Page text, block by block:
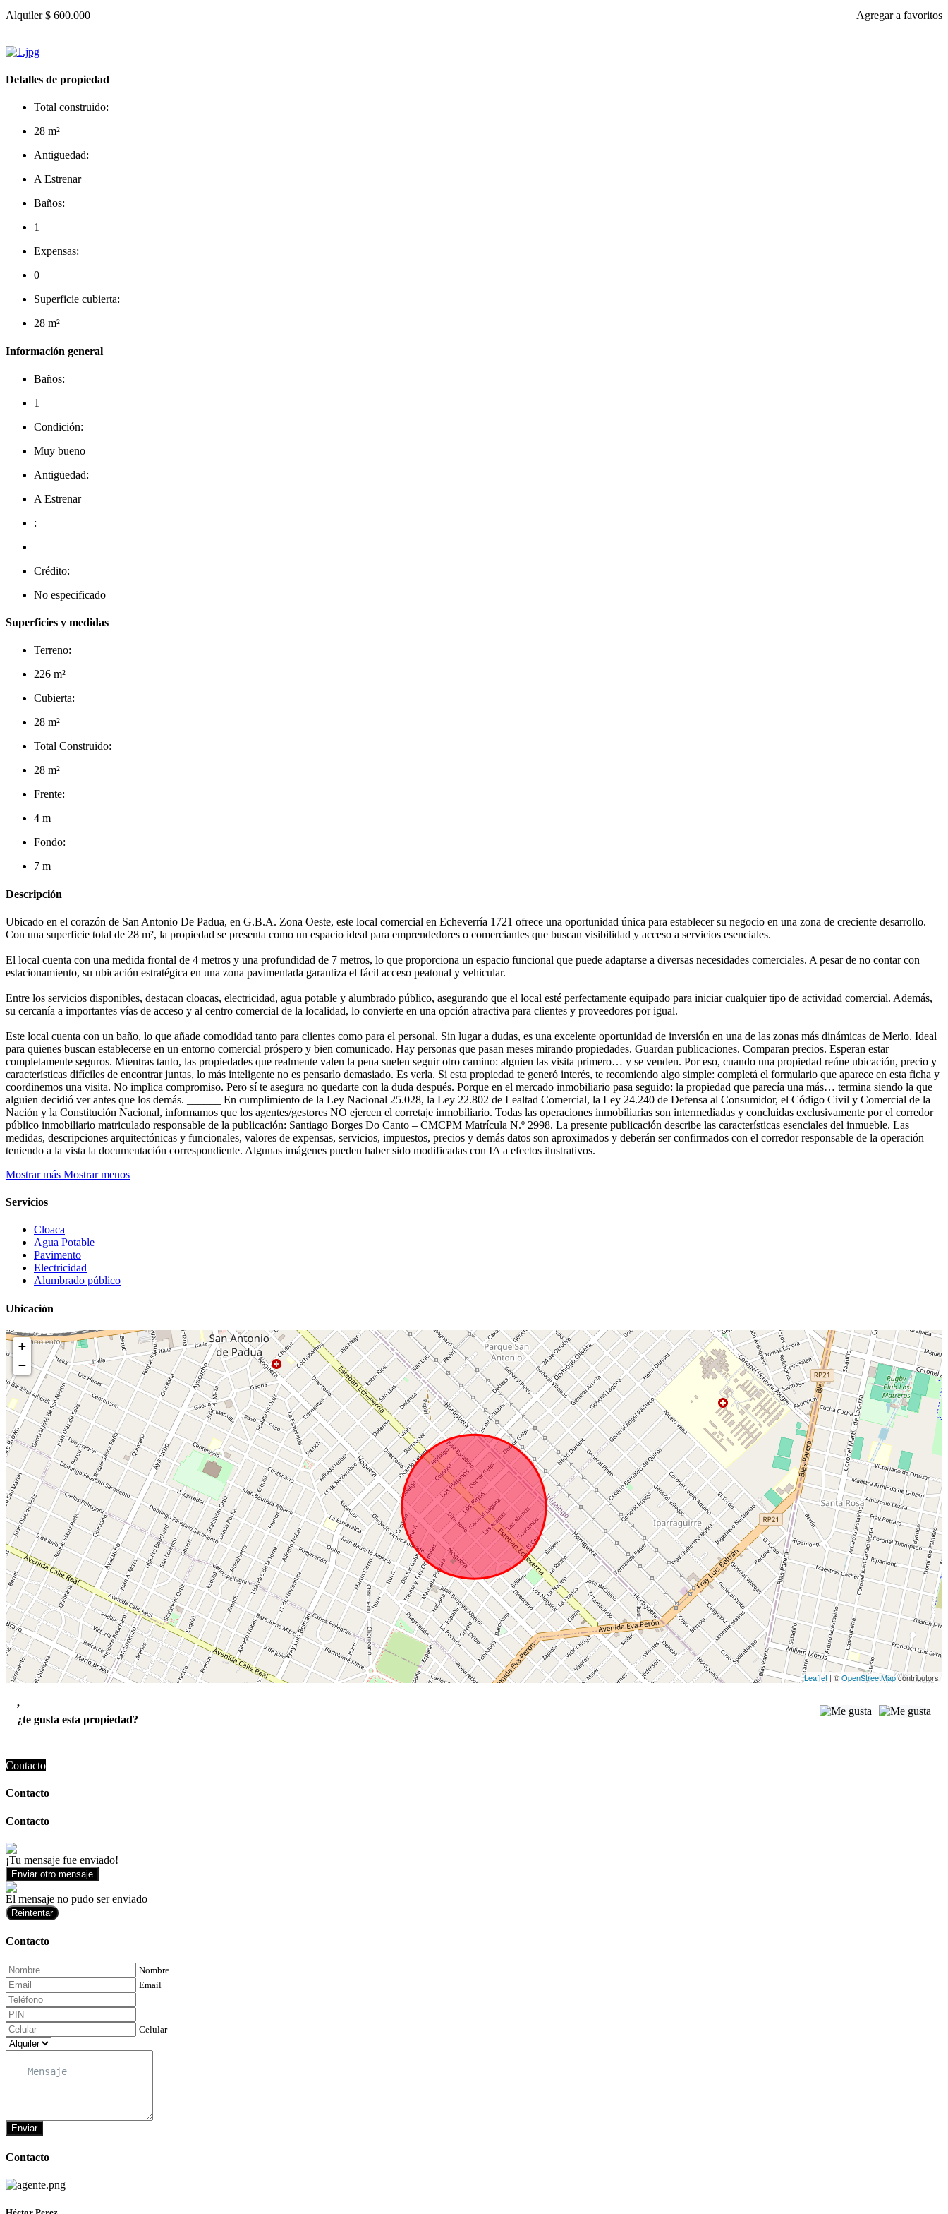
Agregar a favoritos
Alquiler $ 600.000
Detalles de propiedad
Total construido:
28 m²
Antiguedad:
A Estrenar
Baños:
1
Expensas:
0
Superficie cubierta:
28 m²
Información general
Baños:
1
Condición:
Muy bueno
Antigüedad:
A Estrenar
:
Crédito:
No especificado
Superficies y medidas
Terreno:
226 m²
Cubierta:
28 m²
Total Construido:
28 m²
Frente:
4 m
Fondo:
7 m
Descripción
Ubicado en el corazón de San Antonio De Padua, en G.B.A. Zona Oeste, este local comercial en Echeverría 1721 ofrece una oportunidad única para establecer su negocio en una zona de creciente desarrollo.
Con una superficie total de 28 m², la propiedad se presenta como un espacio ideal para emprendedores o comerciantes que buscan visibilidad y acceso a servicios esenciales.
El local cuenta con una medida frontal de 4 metros y una profundidad de 7 metros, lo que proporciona un espacio funcional que puede adaptarse a diversas necesidades comerciales. A pesar de no contar con
estacionamiento, su ubicación estratégica en una zona pavimentada garantiza el fácil acceso peatonal y vehicular.
Entre los servicios disponibles, destacan cloacas, electricidad, agua potable y alumbrado público, asegurando que el local esté perfectamente equipado para iniciar cualquier tipo de actividad comercial. Además,
su cercanía a importantes vías de acceso y al centro comercial de la localidad, lo convierte en una opción atractiva para clientes y proveedores por igual.
Este local cuenta con un baño, lo que añade comodidad tanto para clientes como para el personal. Sin lugar a dudas, es una excelente oportunidad de inversión en una de las zonas más dinámicas de Merlo. Ideal
para quienes buscan establecerse en un entorno comercial próspero y bien comunicado. Hay personas que pasan meses mirando propiedades. Guardan publicaciones. Comparan precios. Esperan estar
completamente seguros. Mientras tanto, las propiedades que realmente valen la pena suelen seguir otro camino: alguien las visita primero… y se venden. Por eso, cuando una propiedad reúne ubicación, precio y
características difíciles de encontrar juntas, lo más inteligente no es pensarlo demasiado. Es verla. Si esta propiedad te generó interés, te recomiendo algo simple: completá el formulario que aparece en esta ficha y
coordinemos una visita. No implica compromiso. Pero sí te asegura no quedarte con la duda después. Porque en el mercado inmobiliario pasa seguido: la propiedad que parecía una más… termina siendo la que
alguien decidió ver antes que los demás. ______ En cumplimiento de la Ley Nacional 25.028, la Ley 22.802 de Lealtad Comercial, la Ley 24.240 de Defensa al Consumidor, el Código Civil y Comercial de la
Nación y la Constitución Nacional, informamos que los agentes/gestores NO ejercen el corretaje inmobiliario. Todas las operaciones inmobiliarias son intermediadas y concluidas exclusivamente por el corredor
público inmobiliario matriculado responsable de la publicación: Santiago Borges Do Canto – CMCPM Matrícula N.º 2998. La presente publicación describe las características esenciales del inmueble. Las
medidas, descripciones arquitectónicas y funcionales, valores de expensas, servicios, impuestos, precios y demás datos son aproximados y deberán ser confirmados con el corredor responsable de la operación
teniendo a la vista la documentación correspondiente. Algunas imágenes pueden haber sido modificadas con IA a efectos ilustrativos.
Mostrar más Mostrar menos
Servicios
Cloaca
Agua Potable
Pavimento
Electricidad
Alumbrado público
Ubicación
+
−
Leaflet | ©OpenStreetMapcontributors
,
¿te gusta esta propiedad?
Contacto
Contacto
Contacto
¡Tu mensaje fue enviado!
Enviar otro mensaje
El mensaje no pudo ser enviado
Reintentar
Contacto
Nombre
Email
Celular
Enviar
Contacto